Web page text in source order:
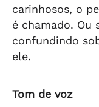
carinhosos, o
é chamado. Ou
confundindo
ele.
Tom de voz